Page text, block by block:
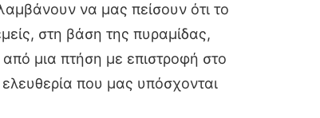
να μας πείσουν ότι το
στη βάση της πυραμίδας,
μια πτήση με επιστροφή στο
που μας υπόσχονται